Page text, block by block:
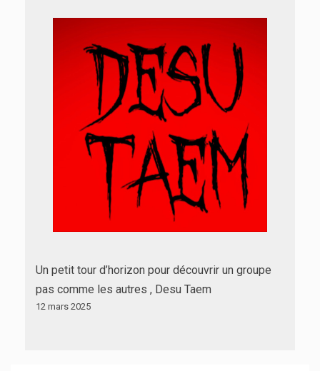
Un petit tour d’horizon pour découvrir un groupe
pas comme les autres , Desu Taem
12 mars 2025